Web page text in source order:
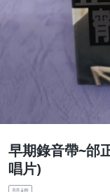
早期錄音帶~邰
唱片)